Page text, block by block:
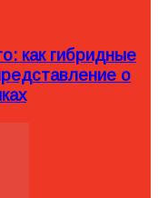
как гибридные
о